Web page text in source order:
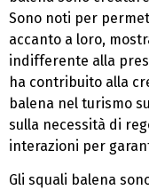
Sono noti per
accanto a loro,
indifferente alla
ha contribuito alla
balena nel turismo
sulla necessità di
interazioni per
Gli squali balena